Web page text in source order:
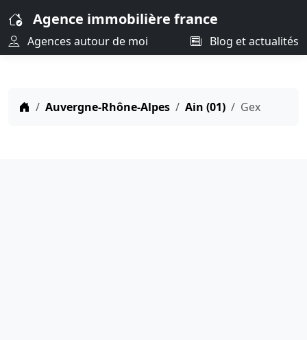
Agence immobilière france
Agences autour de moi Blog et actualités
Auvergne-Rhône-Alpes Ain (01) Gex